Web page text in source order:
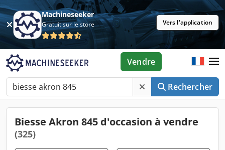
Machineseeker
Gratuit sur le store Vers l'application
Rechercher
Vendre
Biesse Akron 845 d'occasion à vendre
(325)